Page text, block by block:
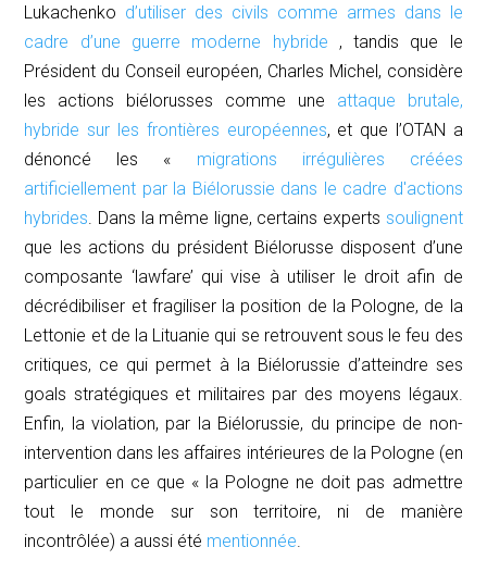
Lukachenko d’utiliser des civils comme armes dans le
cadre d’une guerre moderne hybride , tandis que le
Président du Conseil européen, Charles Michel, considère
les actions biélorusses comme une attaque brutale,
hybride sur les frontières européennes, et que l’OTAN a
dénoncé les « migrations irrégulières créées
artificiellement par la Biélorussie dans le cadre d'actions
hybrides. Dans la même ligne, certains experts soulignent
que les actions du président Biélorusse disposent d’une
composante ‘lawfare’ qui vise à utiliser le droit afin de
décrédibiliser et fragiliser la position de la Pologne, de la
Lettonie et de la Lituanie qui se retrouvent sous le feu des
critiques, ce qui permet à la Biélorussie d’atteindre ses
goals stratégiques et militaires par des moyens légaux.
Enfin, la violation, par la Biélorussie, du principe de non-
intervention dans les affaires intérieures de la Pologne (en
particulier en ce que « la Pologne ne doit pas admettre
tout le monde sur son territoire, ni de manière
incontrôlée) a aussi été mentionnée.